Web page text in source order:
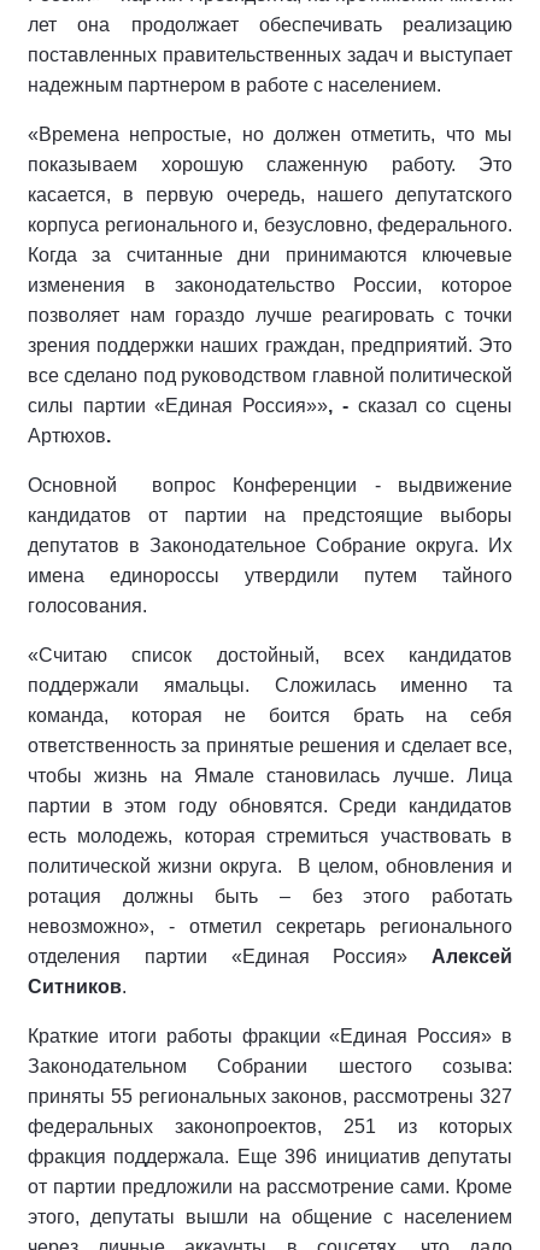
лет она продолжает обеспечивать реализацию
поставленных правительственных задач и выступает
надежным партнером в работе с населением.
«Времена непростые, но должен отметить, что мы
показываем хорошую слаженную работу. Это
касается, в первую очередь, нашего депутатского
корпуса регионального и, безусловно, федерального.
Когда за считанные дни принимаются ключевые
изменения в законодательство России, которое
позволяет нам гораздо лучше реагировать с точки
зрения поддержки наших граждан, предприятий. Это
все сделано под руководством главной политической
силы партии «Единая Россия»», - сказал со сцены
Артюхов.
Основной вопрос Конференции - выдвижение
кандидатов от партии на предстоящие выборы
депутатов в Законодательное Собрание округа. Их
имена единороссы утвердили путем тайного
голосования.
«Считаю список достойный, всех кандидатов
поддержали ямальцы. Сложилась именно та
команда, которая не боится брать на себя
ответственность за принятые решения и сделает все,
чтобы жизнь на Ямале становилась лучше. Лица
партии в этом году обновятся. Среди кандидатов
есть молодежь, которая стремиться участвовать в
политической жизни округа. В целом, обновления и
ротация должны быть – без этого работать
невозможно», - отметил секретарь регионального
отделения партии «Единая Россия» Алексей
Ситников.
Краткие итоги работы фракции «Единая Россия» в
Законодательном Собрании шестого созыва:
приняты 55 региональных законов, рассмотрены 327
федеральных законопроектов, 251 из которых
фракция поддержала. Еще 396 инициатив депутаты
от партии предложили на рассмотрение сами. Кроме
этого, депутаты вышли на общение с населением